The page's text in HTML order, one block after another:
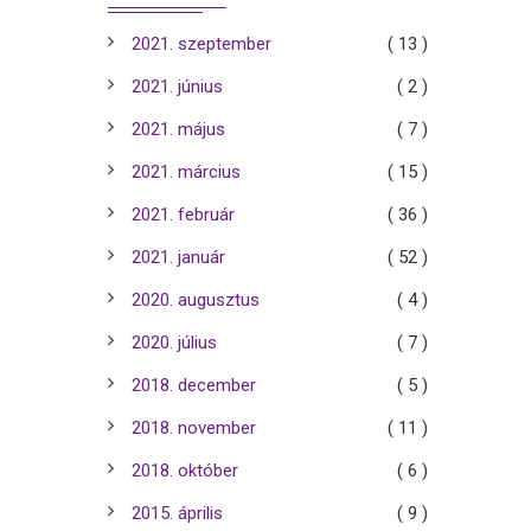
2021. szeptember
( 13 )
2021. június
( 2 )
2021. május
( 7 )
2021. március
( 15 )
2021. február
( 36 )
2021. január
( 52 )
2020. augusztus
( 4 )
2020. július
( 7 )
2018. december
( 5 )
2018. november
( 11 )
2018. október
( 6 )
2015. április
( 9 )